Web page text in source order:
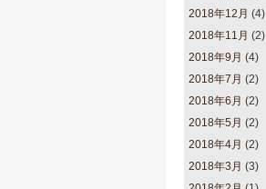
2018年12月 (4)
2018年11月 (2)
2018年9月 (4)
2018年7月 (2)
2018年6月 (2)
2018年5月 (2)
2018年4月 (2)
2018年3月 (3)